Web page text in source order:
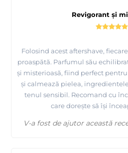
Revigorant și
Folosind acest aftershave,
proaspătă. Parfumul său
și misterioasă, fiind perfect
și calmează pielea,
tenul sensibil. Recomand cu
care dorește să își
V-a fost de ajutor această